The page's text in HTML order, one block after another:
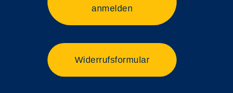
anmelden
Widerrufsformular